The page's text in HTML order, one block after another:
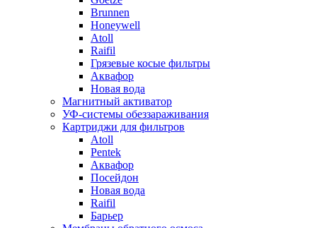
Brunnen
Honeywell
Atoll
Raifil
Грязевые косые фильтры
Аквафор
Новая вода
Магнитный активатор
УФ-системы обеззараживания
Картриджи для фильтров
Atoll
Pentek
Аквафор
Посейдон
Новая вода
Raifil
Барьер